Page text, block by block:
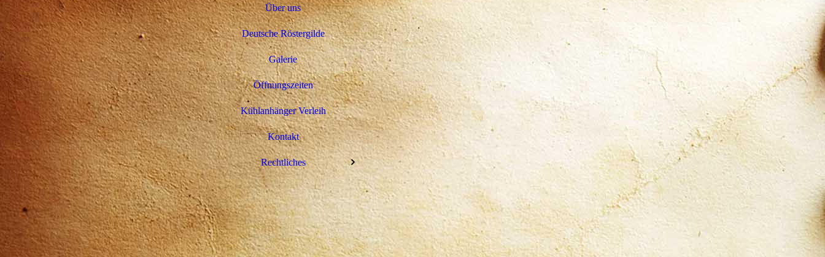
Über uns
Deutsche Röstergilde
Galerie
Öffnungszeiten
Kühlanhänger Verleih
Kontakt
Rechtliches